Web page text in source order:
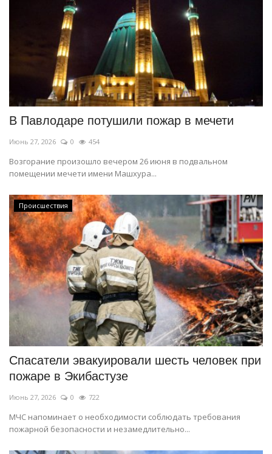
В Павлодаре потушили пожар в мечети
Июнь 27, 2026 0 454
Возгорание произошло вечером 26 июня в подвальном
помещении мечети имени Машхура...
Происшествия
Спасатели эвакуировали шесть человек при
пожаре в Экибастузе
Июнь 27, 2026 0 722
МЧС напоминает о необходимости соблюдать требования
пожарной безопасности и незамедлительно...